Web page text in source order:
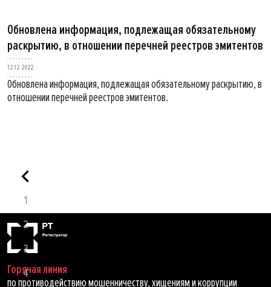
Обновлена информация, подлежащая обязательному
раскрытию, в отношении перечней реестров эмитентов
12.12.2022
Обновлена информация, подлежащая обязательному раскрытию, в
отношении перечней реестров эмитентов.
1
2
3
4
Горячая линия
по противодействию мошенничеству, хищениям и коррупции